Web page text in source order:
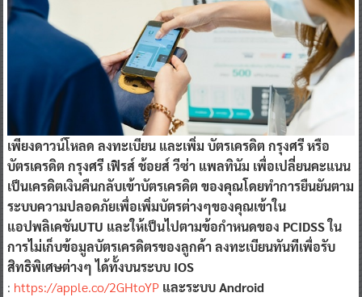
เพียงดาวน์โหลด ลงทะเบียน และเพิ่ม บัตรเครดิต กรุงศรี หรือ
บัตรเครดิต กรุงศรี เฟิรส์ ช้อยส์ วีซ่า แพลทินัม เพื่อเปลี่ยนคะแนน
เป็นเครดิตเงินคืนกลับเข้าบัตรเครดิต ของคุณโดยทำการยืนยันตาม
ระบบความปลอดภัยเพื่อเพิ่มบัตรต่างๆของคุณเข้าใน
แอปพลิเคชันUTU และให้เป็นไปตามข้อกำหนดของ PCIDSS ใน
การไม่เก็บข้อมูลบัตรเครดิตรของลูกค้า ลงทะเบียนทันทีเพื่อรับ
สิทธิพิเศษต่างๆ ได้ทั้งบนระบบ IOS
: https://apple.co/2GHtoYP และระบบ Android